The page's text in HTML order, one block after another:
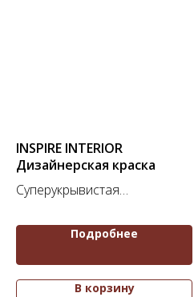
INSPIRE INTERIOR
Дизайнерская краска
Суперукрывистая
Подробнее
В корзину
КОНТАКТЫ
+7 (900) 123-45-67